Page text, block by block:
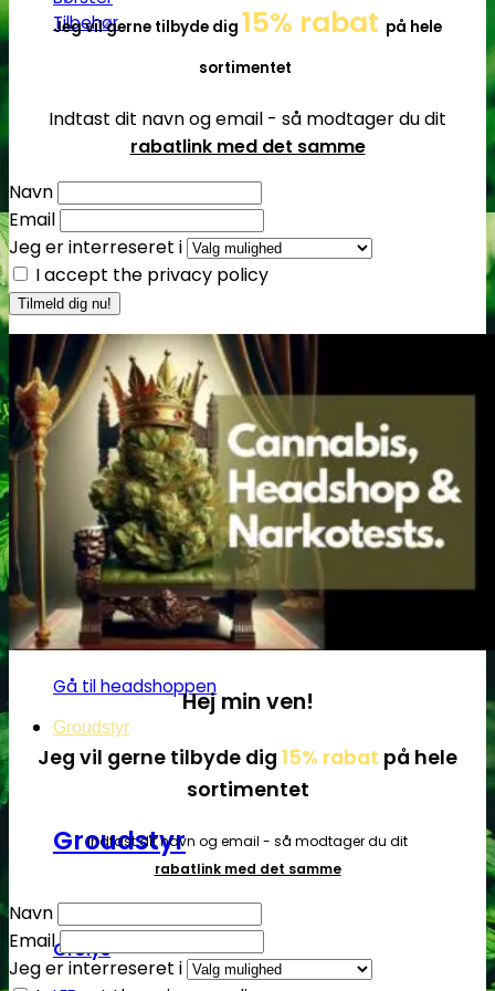
Tilbehør
Få cannabis frø for hver
200DKK handlet i
headshoppen
Gå til headshoppen
Groudstyr
Groudstyr
Grolys
Jeg vil gerne tilbyde dig 15% rabat på hele
sortimentet
Indtast dit navn og email - så modtager du dit
rabatlink med det samme
Navn
Email
Jeg er interreseret i
I accept the privacy policy
Hej min ven!
Jeg vil gerne tilbyde dig 15% rabat på hele
sortimentet
Indtast dit navn og email - så modtager du dit
rabatlink med det samme
Navn
Email
Jeg er interreseret i